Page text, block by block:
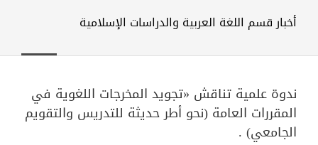
أخبار قسم اللغة العربية والدراسات الإسلامية
ندوة علمية تناقش «تجويد المخرجات اللغوية في
المقررات العامة (نحو أطر حديثة للتدريس والتقويم
الجامعي) .